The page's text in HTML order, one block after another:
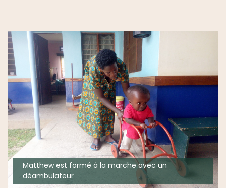
Matthew est formé à la marche avec un
déambulateur